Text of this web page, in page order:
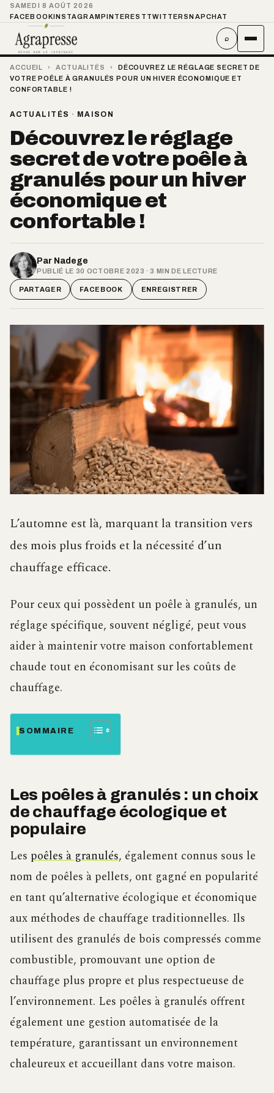
SAMEDI 8 AOÛT 2026
FACEBOOKINSTAGRAMPINTEREST TWITTER SNAPCHAT
⌕
ACCUEIL › ACTUALITÉS ›
DÉCOUVREZ LE RÉGLAGE SECRET DE
VOTRE POÊLE À GRANULÉS POUR UN HIVER ÉCONOMIQUE ET
CONFORTABLE !
ACTUALITÉS · MAISON
Découvrez le réglage
secret de votre poêle à
granulés pour un hiver
économique et
confortable !
Par Nadege
PUBLIÉ LE 30 OCTOBRE 2023 · 3 MIN DE LECTURE
PARTAGER FACEBOOK ENREGISTRER
L’automne est là, marquant la transition vers
des mois plus froids et la nécessité d’un
chauffage efficace.
Pour ceux qui possèdent un poêle à granulés, un
réglage spécifique, souvent négligé, peut vous
aider à maintenir votre maison confortablement
chaude tout en économisant sur les coûts de
chauffage.
SOMMAIRE
Les poêles à granulés : un choix
de chauffage écologique et
populaire
Les poêles à granulés, également connus sous le
nom de poêles à pellets, ont gagné en popularité
en tant qu’alternative écologique et économique
aux méthodes de chauffage traditionnelles. Ils
utilisent des granulés de bois compressés comme
combustible, promouvant une option de
chauffage plus propre et plus respectueuse de
l’environnement. Les poêles à granulés offrent
également une gestion automatisée de la
température, garantissant un environnement
chaleureux et accueillant dans votre maison.